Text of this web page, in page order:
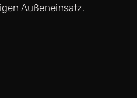
Außeneinsatz.